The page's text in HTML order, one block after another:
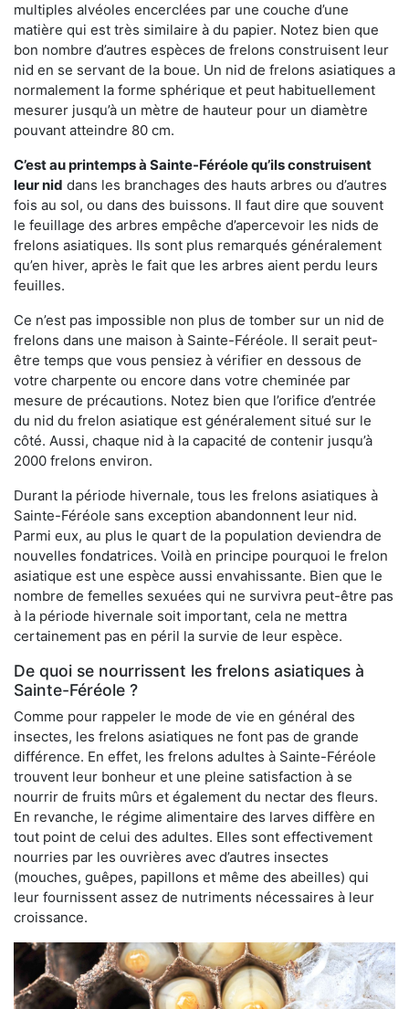
multiples alvéoles encerclées par une couche d’une
matière qui est très similaire à du papier. Notez bien que
bon nombre d’autres espèces de frelons construisent leur
nid en se servant de la boue. Un nid de frelons asiatiques a
normalement la forme sphérique et peut habituellement
mesurer jusqu’à un mètre de hauteur pour un diamètre
pouvant atteindre 80 cm.
C’est au printemps à Sainte-Féréole qu’ils construisent
leur nid dans les branchages des hauts arbres ou d’autres
fois au sol, ou dans des buissons. Il faut dire que souvent
le feuillage des arbres empêche d’apercevoir les nids de
frelons asiatiques. Ils sont plus remarqués généralement
qu’en hiver, après le fait que les arbres aient perdu leurs
feuilles.
Ce n’est pas impossible non plus de tomber sur un nid de
frelons dans une maison à Sainte-Féréole. Il serait peut-
être temps que vous pensiez à vérifier en dessous de
votre charpente ou encore dans votre cheminée par
mesure de précautions. Notez bien que l’orifice d’entrée
du nid du frelon asiatique est généralement situé sur le
côté. Aussi, chaque nid à la capacité de contenir jusqu’à
2000 frelons environ.
Durant la période hivernale, tous les frelons asiatiques à
Sainte-Féréole sans exception abandonnent leur nid.
Parmi eux, au plus le quart de la population deviendra de
nouvelles fondatrices. Voilà en principe pourquoi le frelon
asiatique est une espèce aussi envahissante. Bien que le
nombre de femelles sexuées qui ne survivra peut-être pas
à la période hivernale soit important, cela ne mettra
certainement pas en péril la survie de leur espèce.
De quoi se nourrissent les frelons asiatiques à
Sainte-Féréole ?
Comme pour rappeler le mode de vie en général des
insectes, les frelons asiatiques ne font pas de grande
différence. En effet, les frelons adultes à Sainte-Féréole
trouvent leur bonheur et une pleine satisfaction à se
nourrir de fruits mûrs et également du nectar des fleurs.
En revanche, le régime alimentaire des larves diffère en
tout point de celui des adultes. Elles sont effectivement
nourries par les ouvrières avec d’autres insectes
(mouches, guêpes, papillons et même des abeilles) qui
leur fournissent assez de nutriments nécessaires à leur
croissance.